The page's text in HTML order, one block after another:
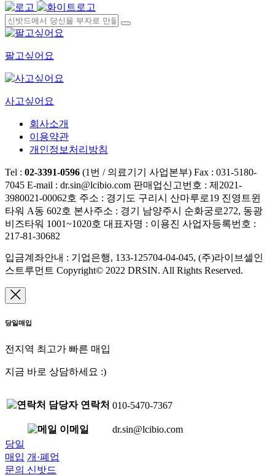
팔고싶어요
사고싶어요
회사소개
이용약관
개인정보처리방침
Tel : 02-3391-0596 (1번 / 의료기기 사업본부) Fax : 031-5180-
7045 E-mail : dr.sin@lcibio.com 판매업신고번호 : 제2021-
3980021-00062호 주소 : 경기도 구리시 산마루로19 진영트윈
타워 A동 602호 본사주소 : 경기 남양주시 순화궁로272, 동광
비즈타워 1001~1020호 대표자명 : 이용진 사업자등록번호 :
217-81-30682
입금계좌안내 : 기업은행, 133-125704-04-045, (주)라이브셀인
스트루먼트 Copyright© 2022 DRSIN. All Rights Reserved.
당일매입
전지역 최고가 빠른 매입
지금 바로 상담하세요 :)
담당자 연락처 010-5470-7367
이메일
dr.sin@lcibio.com
당일
매입 개·폐업
문의 신밧드